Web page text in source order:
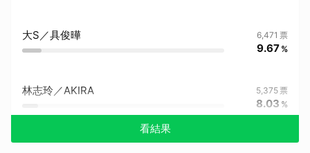
大S／具俊曄 6,471 票
9.67 %
林志玲／AKIRA 5,375 票
8.03 %
看結果